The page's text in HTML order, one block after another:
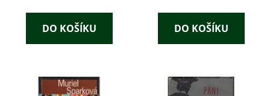
DO KOŠÍKU DO KOŠÍKU